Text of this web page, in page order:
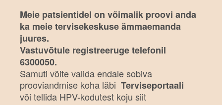
Meie patsientidel on võimalik proovi anda
ka meie tervisekeskuse ämmaemanda
juures.
Vastuvõtule registreeruge telefonil
6300050.
Samuti võite valida endale sobiva
prooviandmise koha läbi Terviseportaali
või tellida HPV-kodutest koju siit